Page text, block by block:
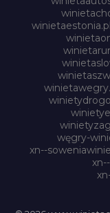
winietaestonia.pl
węgry-
xn--